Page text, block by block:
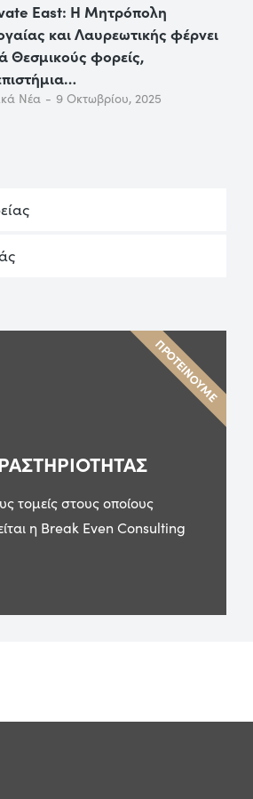
East: Η Μητρόπολη
και Λαυρεωτικής φέρνει
Θεσμικούς φορείς,
Νέα 9 Οκτωβρίου, 2025
τομείς στους οποίους
η Break Even Consulting
ΠΡΟΤΕΙΝΟΥΜΕ